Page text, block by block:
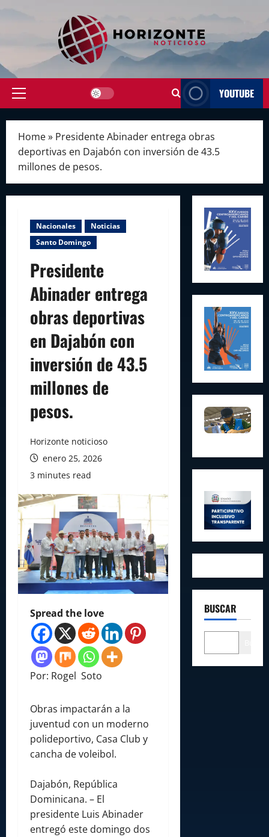
Primary
YOUTUBE
Home» Presidente Abinader entrega obras
deportivas en Dajabón con inversión de 43.5
millones de pesos.
Nacionales
Noticias
Santo Domingo
Presidente
Abinader entrega
obras deportivas
en Dajabón con
inversión de 43.5
millones de
pesos.
Horizonte noticioso
enero 25, 2026
3 minutes read
Spread the love
Por: Rogel Soto
Obras impactarán a la
juventud con un moderno
polideportivo, Casa Club y
cancha de voleibol.
Dajabón, República
Dominicana. – El
presidente Luis Abinader
entregó este domingo dos
BUSCAR